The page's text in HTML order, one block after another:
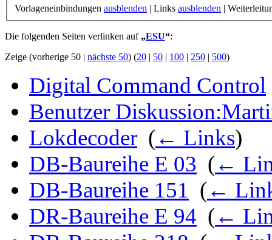
Vorlageneinbindungen ausblenden | Links ausblenden |
Die folgenden Seiten verlinken auf „ESU“:
Zeige (vorherige 50 | nächste 50) (20 | 50 | 100 | 250 | 500)
Digital Command Control
Benutzer
Lokdecoder (← Links)
DB-Baureihe E 03 (←
DB-Baureihe 151 (←
DR-Baureihe E 94 (←